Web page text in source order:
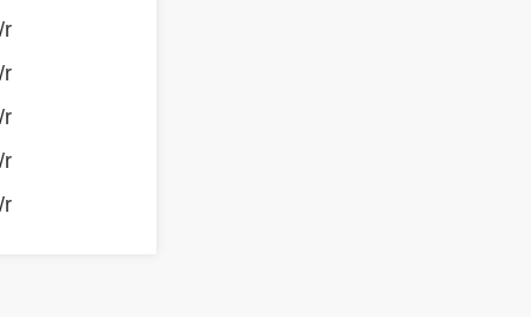
r
r
r
r
r